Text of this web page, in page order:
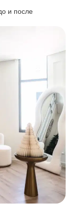
и после